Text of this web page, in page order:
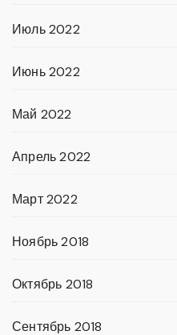
Июль 2022
Июнь 2022
Май 2022
Апрель 2022
Март 2022
Ноябрь 2018
Октябрь 2018
Сентябрь 2018